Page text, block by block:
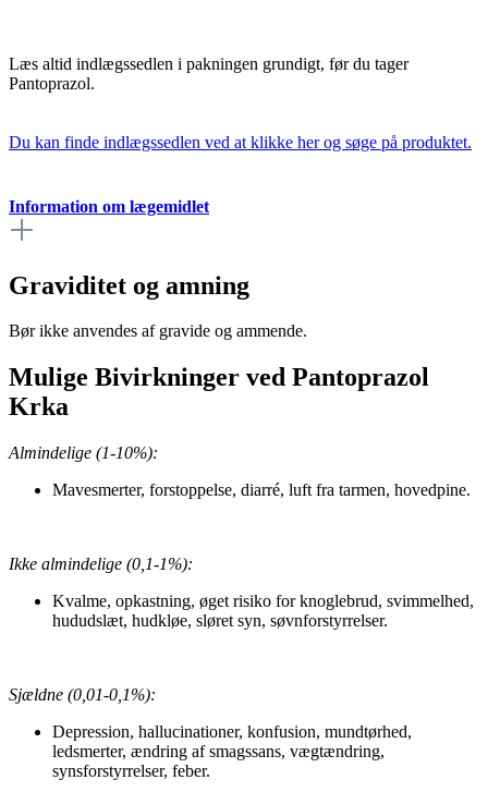
Læs altid indlægssedlen i pakningen grundigt, før du tager
Pantoprazol.
Du kan finde indlægssedlen ved at klikke her og søge på produktet.
Information om lægemidlet
Graviditet og amning
Bør ikke anvendes af gravide og ammende.
Mulige Bivirkninger ved Pantoprazol
Krka
Almindelige (1-10%):
Mavesmerter, forstoppelse, diarré, luft fra tarmen, hovedpine.
Ikke almindelige (0,1-1%):
Kvalme, opkastning, øget risiko for knoglebrud, svimmelhed,
hududslæt, hudkløe, sløret syn, søvnforstyrrelser.
Sjældne (0,01-0,1%):
Depression, hallucinationer, konfusion, mundtørhed,
ledsmerter, ændring af smagssans, vægtændring,
synsforstyrrelser, feber.